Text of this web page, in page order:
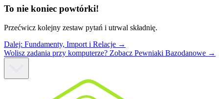
To nie koniec powtórki!
Przećwicz kolejny zestaw pytań i utrwal składnię.
Dalej: Fundamenty, Import i Relacje →
Wolisz zadania przy komputerze? Zobacz Pewniaki Bazodanowe →